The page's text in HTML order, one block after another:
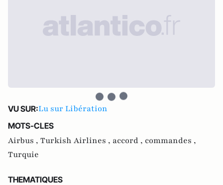
VU SUR:Lu sur Libération
MOTS-CLES
Airbus , Turkish Airlines , accord , commandes ,
Turquie
THEMATIQUES